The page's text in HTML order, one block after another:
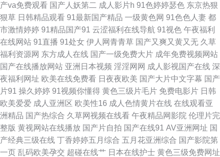
青青草 成人快播视频 欧美色中文娱乐网 中文AV在看 超碰热99 激情综合涩
涩网 日本欧洲不卡 在线51偷拍 操人妻av 黄色网址的网站 亚洲情侣自拍91
超碰人人肏 欧美草逼网址 影音先锋欧美 操日本人妻 户外露出视频91 日本
a∨无码 伊人资源站 大香蕉伊人 日韩日日操 www大香蕉伊人 久久大香蕉伊
人 亚洲超碰在线57 AV大逼网站 韩国AV色站 人人操超碰在线 91高清无码电
影 成人在线观看伊人 日韩日逼网 91微拍福利 国产免费美女大片 日姜女BB
产va免费观看 国产人妖第二 成人影片h 91色婷婷瑟色 东京热狠
狠草 日韩精品观看 91最新国产精品 一级黄色网 91色色人妻 都
市激情婷婷 91精品国产91 云涩福利在线导航 91视色 午夜福利
在线网站 91直播 91处女 伊人网青青草 国产又爽又黄又无 久草
福利资源网 东方成人在线 国产一级免费大片 成年免费视频网站
国产在线播放网站 亚洲日本视频 淫淫网网 成人影视国产在线 深
夜福利网址 欧美在线免费看 日夜夜欧美 国产大片中文字幕 国产
片91 操久婷婷 91视频你懂得 黄色三级片毛片 免费电影片 日韩
欧美爱爱 成人亚洲区 欧美性16 成人色情黄片在线 在线观看亚
洲精品 国产热综合 久草网视频在线看 午夜精品网影院 伦理片完
整版 黄视网站在线播放 国产片自拍 国产在线91 AV亚洲网址 国
产经典三级在线 丁香婷婷五月综合 五月花亚洲综合 国产影院第
一页 乱码欧美孕交 超碰在线艹 日本在线护士 黄色三级免费网址